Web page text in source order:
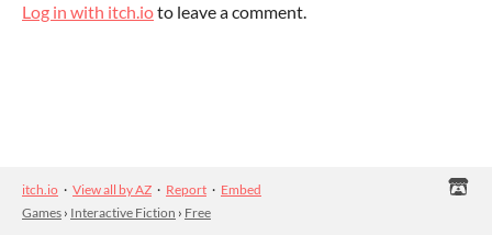
Log in with itch.ioto leave a comment.
itch.io · View all by AZ · Report · Embed
Games › Interactive Fiction › Free